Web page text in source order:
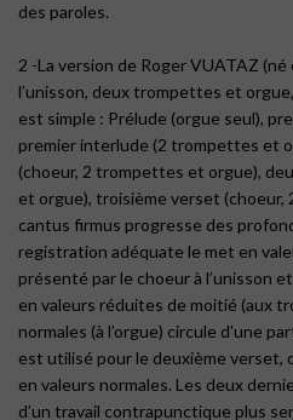
des paroles.
2 -La version de Roger VUATAZ
l’unisson, deux trompettes et
est simple : Prélude (orgue seul),
premier interlude (2 trompettes et
(choeur, 2 trompettes et orgue),
et orgue), troisième verset
cantus firmus progresse des
registration adéquate le met en
présenté par le choeur à l’unisson
en valeurs réduites de moitié (aux
normales (à l’orgue) circule d’une
est utilisé pour le deuxième verset,
en valeurs normales. Les deux
d’un travail contrapunctique plus